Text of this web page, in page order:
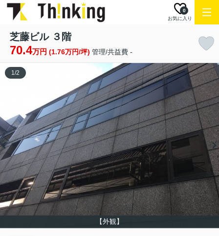
お気に入り
0
芝藤ビル ３階
70.4万円 (1.76万円/坪) 管理/共益費 -
【外観】
1/2